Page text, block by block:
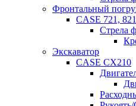
Фронтальный
CASE 721,
Стрела
Экскаватор
CASE CX210